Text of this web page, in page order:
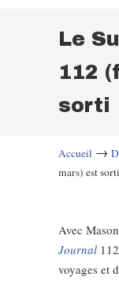
Le
112
sorti
Accueil →
mars) est sorti
Avec
Journal
voyages et